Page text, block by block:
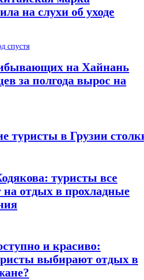
на слухи об уходе
спустя
на Хайнань
за полгода вырос на
туристы в Грузии
туристы все
на отдых в прохладные
и красиво:
выбирают отдых в